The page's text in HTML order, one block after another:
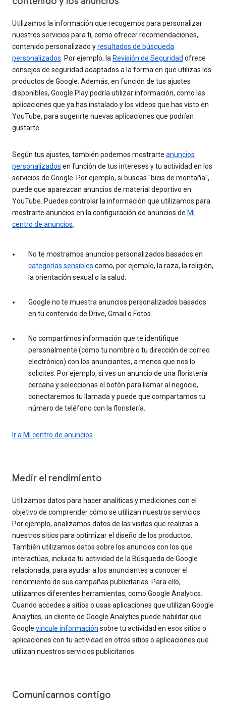
Utilizamos la información que recogemos para personalizar
nuestros servicios para ti, como ofrecer recomendaciones,
contenido personalizado yresultados de búsqueda
personalizados . Por ejemplo, la Revisión de Seguridad ofrece
consejos de seguridad adaptados a la forma en que utilizas los
productos de Google. Además, en función de tus ajustes
disponibles, Google Play podría utilizar información, como las
aplicaciones que ya has instalado y los vídeos que has visto en
YouTube, para sugerirte nuevas aplicaciones que podrían
gustarte.
Según tus ajustes, también podemos mostrarte anuncios
personalizados en función de tus intereses y tu actividad en los
servicios de Google. Por ejemplo, si buscas "bicis de montaña",
puede que aparezcan anuncios de material deportivo en
YouTube. Puedes controlar la información que utilizamos para
mostrarte anuncios en la configuración de anuncios de Mi
centro de anuncios
No te mostramos anuncios personalizados basados en
categorías sensibles como, por ejemplo, la raza, la religión,
la orientación sexual o la salud.
Google no te muestra anuncios personalizados basados
en tu contenido de Drive, Gmail o Fotos.
No compartimos información que te identifique
personalmente (como tu nombre o tu dirección de correo
electrónico) con los anunciantes, a menos que nos lo
solicites. Por ejemplo, si ves un anuncio de una floristería
cercana y seleccionas el botón para llamar al negocio,
conectaremos tu llamada y puede que compartamos tu
número de teléfono con la floristería.
Ir a Mi centro de anuncios
Medir el rendimiento
Utilizamos datos para hacer analíticas y mediciones con el
objetivo de comprender cómo se utilizan nuestros servicios.
Por ejemplo, analizamos datos de las visitas que realizas a
nuestros sitios para optimizar el diseño de los productos.
También utilizamos datos sobre los anuncios con los que
interactúas, incluida tu actividad de la Búsqueda de Google
relacionada, para ayudar a los anunciantes a conocer el
rendimiento de sus campañas publicitarias. Para ello,
utilizamos diferentes herramientas, como Google Analytics.
Cuando accedes a sitios o usas aplicaciones que utilizan Google
Analytics, un cliente de Google Analytics puede habilitar que
Google vincule información sobre tu actividad en esos sitios o
aplicaciones con tu actividad en otros sitios o aplicaciones que
utilizan nuestros servicios publicitarios.
Comunicarnos contigo